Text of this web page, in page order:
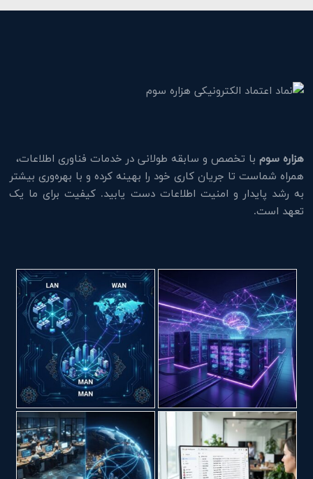
هزاره سوم با تخصص و سابقه طولانی در خدمات فناوری اطلاعات،
همراه شماست تا جریان کاری خود را بهینه کرده و با بهره‌وری بیشتر
به رشد پایدار و امنیت اطلاعات دست یابید. کیفیت برای ما یک
تعهد است.